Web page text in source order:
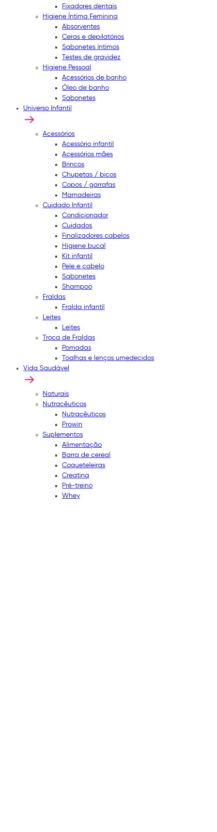
Fixadores dentais
Higiene Íntima Feminina
Absorventes
Ceras e depilatórios
Sabonetes íntimos
Testes de gravidez
Higiene Pessoal
Acessórios de banho
Óleo de banho
Sabonetes
Universo Infantil
Acessórios
Acessório infantil
Acessórios mães
Brincos
Chupetas / bicos
Copos / garrafas
Mamadeiras
Cuidado Infantil
Condicionador
Cuidados
Finalizadores cabelos
Higiene bucal
Kit infantil
Pele e cabelo
Sabonetes
Shampoo
Fraldas
Fralda infantil
Leites
Leites
Troca de Fraldas
Pomadas
Toalhas e lenços umedecidos
Vida Saudável
Naturais
Nutracêuticos
Nutracêuticos
Prowin
Suplementos
Alimentação
Barra de cereal
Coqueteleiras
Creatina
Pré-treino
Whey